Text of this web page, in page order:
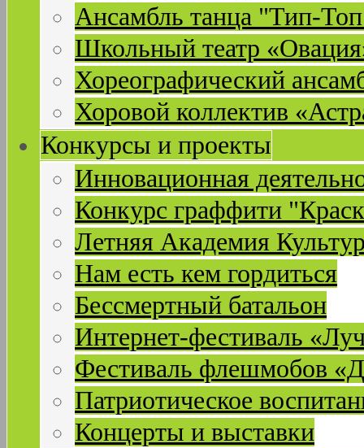
Ансамбль танца "Тип-
Школьный театр
Хореографический
Хоровой коллектив
Конкурсы и проекты
Инновационная
Конкурс граффити
Летняя Академия
Нам есть кем гордиться
Бессмертный батальон
Интернет-фестиваль
Фестиваль флешмобов
Патриотическое
Концерты и выставки